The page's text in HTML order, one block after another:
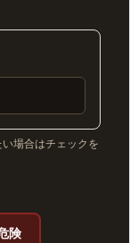
場合はチェックを
険